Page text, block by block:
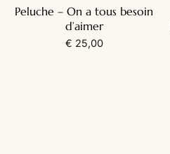
Peluche – On a tous besoin
d’aimer
€ 25,00